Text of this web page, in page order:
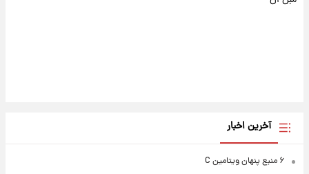
آخرین اخبار
۶ منبع پنهان ویتامین C